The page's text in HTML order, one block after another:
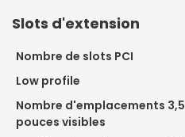
Slots d'extension
Nombre de slots PCI
Low profile
Nombre d'emplacements 3,5
pouces visibles